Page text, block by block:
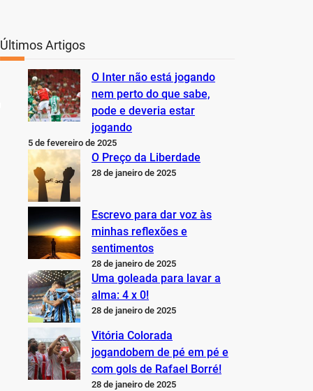
Últimos Artigos
O Inter não está jogando
nem perto do que sabe,
pode e deveria estar
jogando
5 de fevereiro de 2025
O Preço da Liberdade
28 de janeiro de 2025
Escrevo para dar voz às
minhas reflexões e
sentimentos
28 de janeiro de 2025
Uma goleada para lavar a
alma: 4 x 0!
28 de janeiro de 2025
Vitória Colorada
jogandobem de pé em pé e
com gols de Rafael Borré!
28 de janeiro de 2025